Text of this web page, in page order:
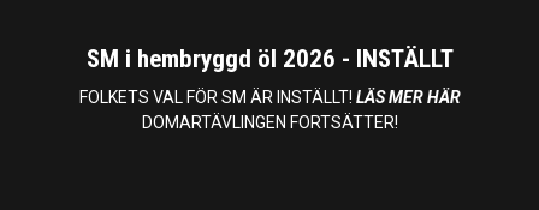
SM i hembryggd öl 2026 - INSTÄLLT
FOLKETS VAL FÖR SM ÄR INSTÄLLT! LÄS MER HÄR
DOMARTÄVLINGEN FORTSÄTTER!